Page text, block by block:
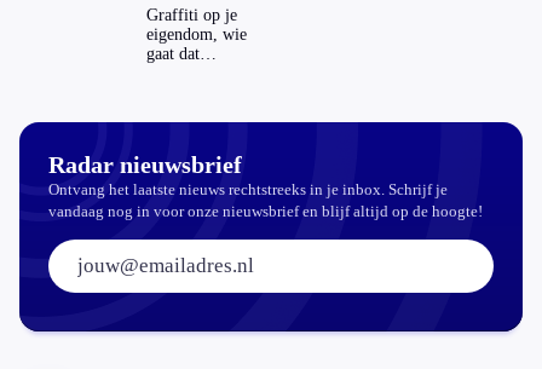
echt
aantrekkelijker?
Graffiti op je
eigendom, wie
gaat dat
Radar nieuwsbrief
Ontvang het laatste nieuws rechtstreeks in je inbox. Schrijf je
vandaag nog in voor onze nieuwsbrief en blijf altijd op de hoogte!
E-mailadres: